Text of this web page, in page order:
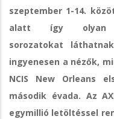
szeptember 1-14.
alatt így olyan
sorozatokat
ingyenesen a nézők,
NCIS New Orleans
második évada. Az
egymillió letöltéssel